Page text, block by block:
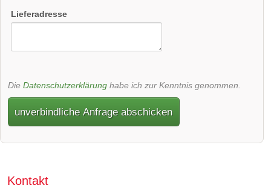
Lieferadresse
Die Datenschutzerklärung habe ich zur Kenntnis genommen.
unverbindliche Anfrage abschicken
Kontakt